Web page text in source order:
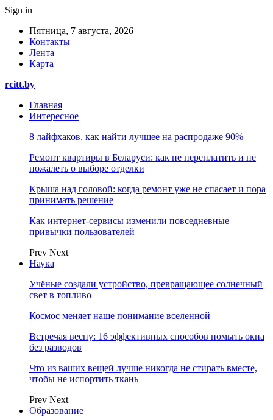
Sign in
Пятница, 7 августа, 2026
Контакты
Лента
Карта
rcitt.by
Главная
Интересное
8 лайфхаков, как найти лучшее на распродаже 90%
Ремонт квартиры в Беларуси: как не переплатить и не
пожалеть о выборе отделки
Крыша над головой: когда ремонт уже не спасает и пора
принимать решение
Как интернет-сервисы изменили повседневные
привычки пользователей
Prev Next
Наука
Учёные создали устройство, превращающее солнечный
свет в топливо
Космос меняет наше понимание вселенной
Встречая весну: 16 эффективных способов помыть окна
без разводов
Что из ваших вещей лучше никогда не стирать вместе,
чтобы не испортить ткань
Prev Next
Образование